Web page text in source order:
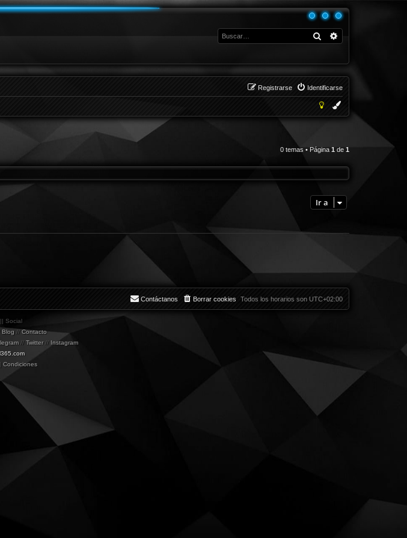
Buscar
Identificarse
Registrarse
0 temas • Página 1 de 1
Ir a
Todos los horarios son UTC+02:00
Borrar cookies
Contáctanos
|| Social
Blog// Contacto
// Twitter// Instagram
| Condiciones